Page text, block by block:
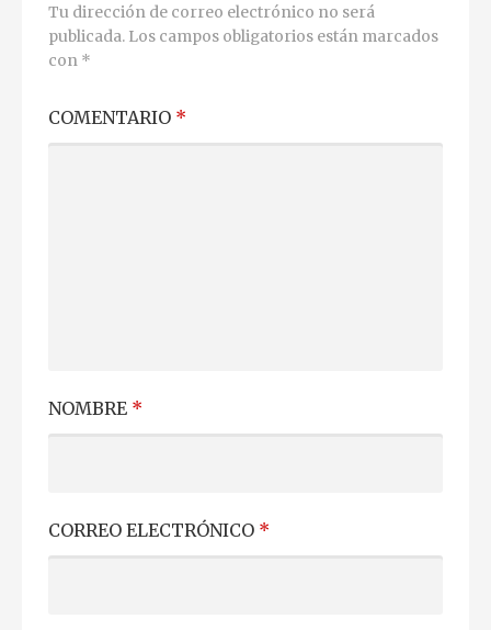
Tu dirección de correo electrónico no será
publicada. Los campos obligatorios están marcados
con *
COMENTARIO *
NOMBRE *
CORREO ELECTRÓNICO *